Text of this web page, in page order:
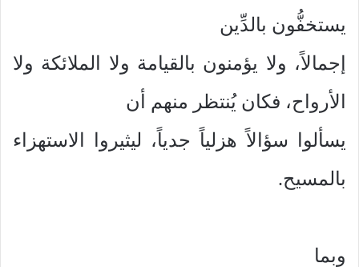
يستخفُّون بالدِّين
إجمالاً، ولا يؤمنون بالقيامة ولا الملائكة ولا
الأرواح، فكان يُنتظر منهم أن
يسألوا سؤالاً هزلياً جدياً، ليثيروا الاستهزاء
بالمسيح.
وبما